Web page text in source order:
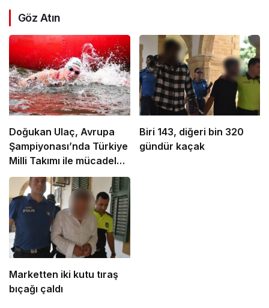
Göz Atın
Doğukan Ulaç, Avrupa
Şampiyonası’nda Türkiye
Milli Takımı ile mücadele
etti
Biri 143, diğeri bin 320
gündür kaçak
Marketten iki kutu tıraş
bıçağı çaldı